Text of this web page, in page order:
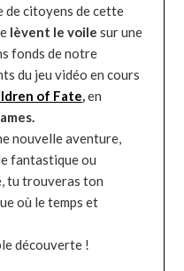
de citoyens de cette
lèvent le voile sur une
fonds de notre
du jeu vidéo en cours
of Fate en
nouvelle aventure,
fantastique ou
tu trouveras ton
où le temps et
découverte !